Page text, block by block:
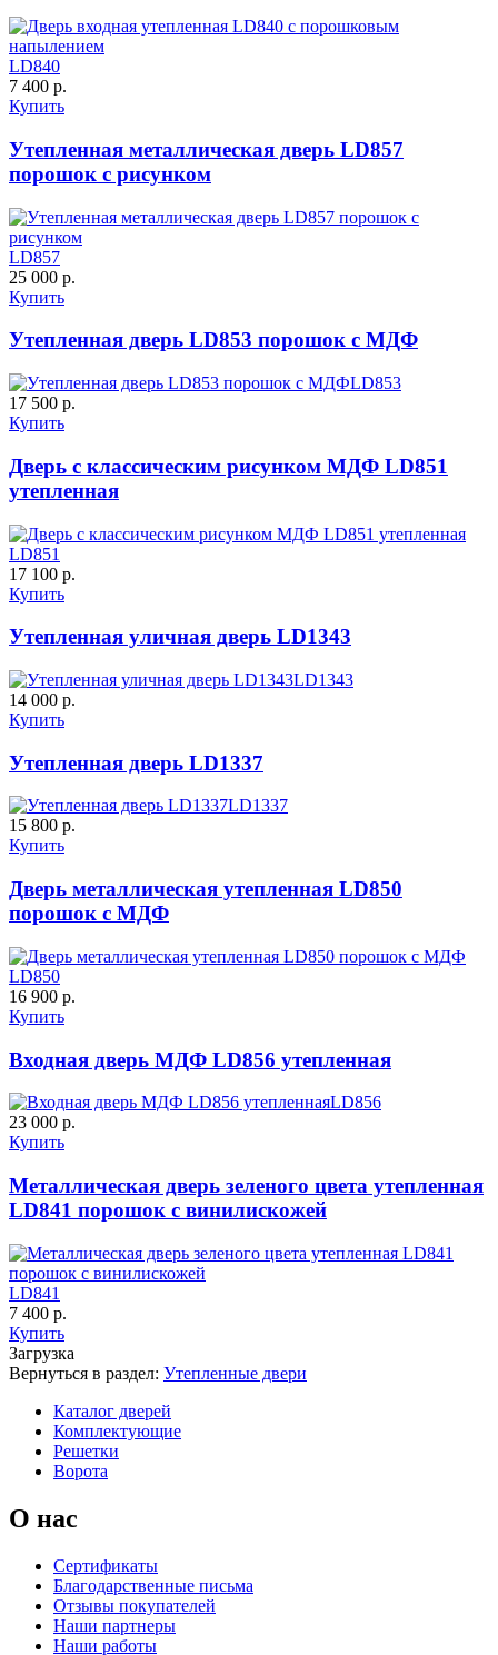
Д-37 Н
К-11 С К-11 СС
К-35 С
К-36 46 30
C57
C61 C62
C65 C66
C67
LD840
7 400 р.
Купить
Утепленная металлическая дверь LD857
порошок с рисунком
LD857
25 000 р.
Купить
Утепленная дверь LD853 порошок с МДФ
LD853
17 500 р.
Купить
Дверь с классическим рисунком МДФ LD851
утепленная
LD851
17 100 р.
Купить
Утепленная уличная дверь LD1343
LD1343
14 000 р.
Купить
Утепленная дверь LD1337
LD1337
15 800 р.
Купить
Дверь металлическая утепленная LD850
порошок с МДФ
LD850
16 900 р.
Купить
Входная дверь МДФ LD856 утепленная
LD856
23 000 р.
Купить
Металлическая дверь зеленого цвета утепленная
LD841 порошок с винилискожей
LD841
7 400 р.
Купить
Загрузка
Вернуться в раздел: Утепленные двери
Каталог дверей
Комплектующие
Решетки
Ворота
О нас
Сертификаты
Благодарственные письма
Отзывы покупателей
Наши партнеры
Наши работы